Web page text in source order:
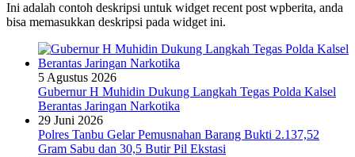
Ini adalah contoh deskripsi untuk widget recent post wpberita, anda
bisa memasukkan deskripsi pada widget ini.
5 Agustus 2026
Gubernur H Muhidin Dukung Langkah Tegas Polda Kalsel
Berantas Jaringan Narkotika
29 Juni 2026
Polres Tanbu Gelar Pemusnahan Barang Bukti 2.137,52
Gram Sabu dan 30,5 Butir Pil Ekstasi